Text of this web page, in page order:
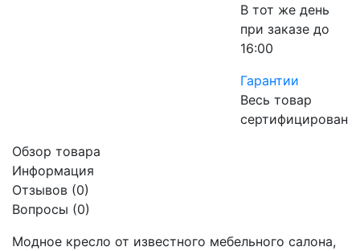
В тот же день
при заказе до
16:00
Гарантии
Весь товар
сертифицирован
Обзор товара
Информация
Отзывов (0)
Вопросы (0)
Модное кресло от известного мебельного салона,